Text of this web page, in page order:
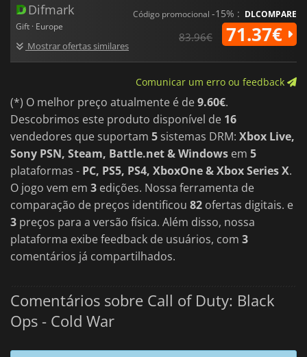
Difmark
Gift · Europe
Mostrar ofertas similares
Código promocional -15% : DLCOMPARE
83.96€ 71.37€
Comunicar um erro ou feedback
(*) O melhor preço atualmente é de9.60€.
Descobrimos este produto disponível de 16
vendedores que suportam 5 sistemas DRM: Xbox Live,
Sony PSN, Steam, Battle.net & Windows em 5
plataformas - PC, PS5, PS4, XboxOne & Xbox Series X.
O jogo vem em 3 edições. Nossa ferramenta de
comparação de preços identificou 82 ofertas digitais. e
3 preços para a versão física. Além disso, nossa
plataforma exibe feedback de usuários, com 3
comentários já compartilhados.
Comentários sobre Call of Duty: Black
Ops - Cold War